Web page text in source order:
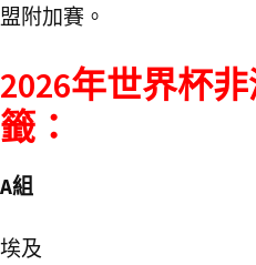
盟附加賽。
2026年世界杯
籤：
A組
埃及